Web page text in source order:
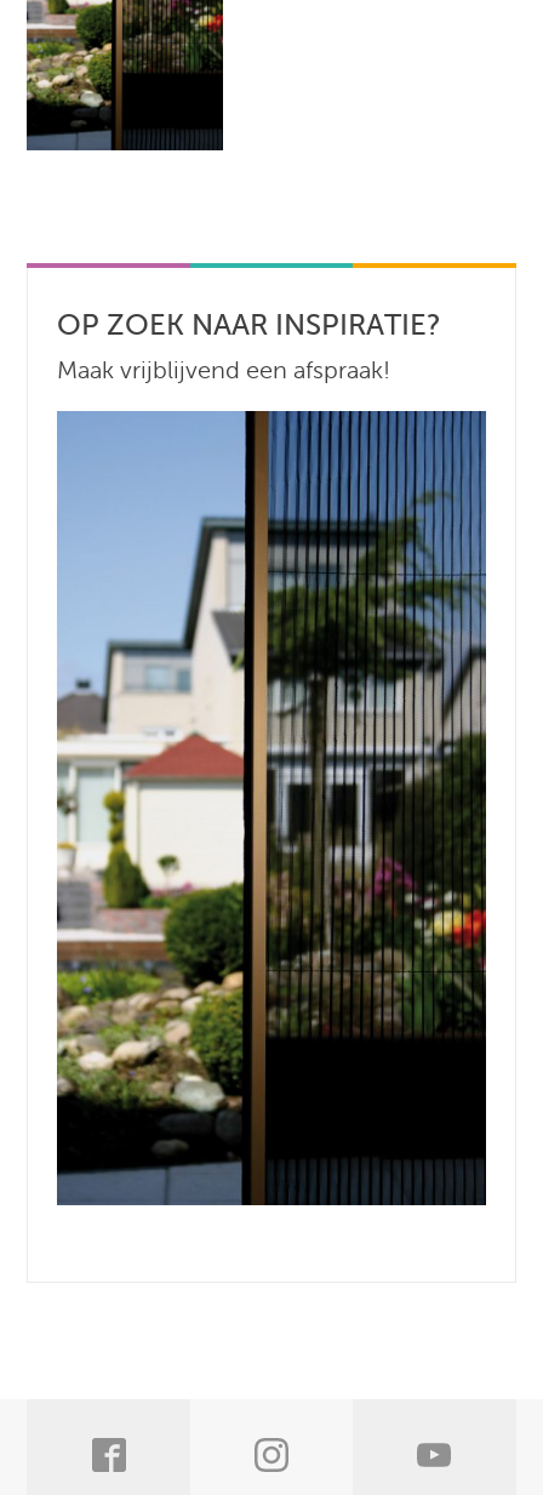
OP ZOEK NAAR INSPIRATIE?
Maak vrijblijvend een afspraak!